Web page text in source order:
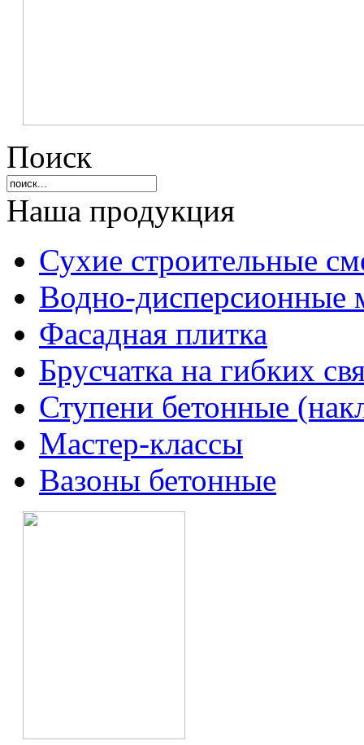
Поиск
Наша продукция
Сухие строительные
Водно-дисперсионные
Фасадная плитка
Брусчатка на гибких
Ступени бетонные
Мастер-классы
Вазоны бетонные